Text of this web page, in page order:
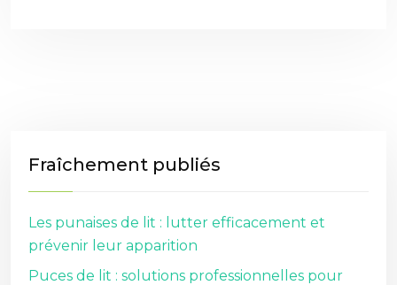
Fraîchement publiés
Les punaises de lit : lutter efficacement et
prévenir leur apparition
Puces de lit : solutions professionnelles pour